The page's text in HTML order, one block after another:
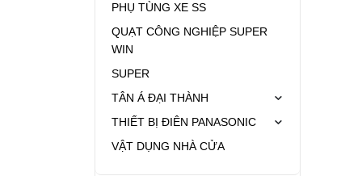
PHỤ TÙNG XE SS
QUẠT CÔNG NGHIỆP SUPER
WIN
SUPER
TÂN Á ĐẠI THÀNH
THIẾT BỊ ĐIÊN PANASONIC
VẬT DỤNG NHÀ CỬA